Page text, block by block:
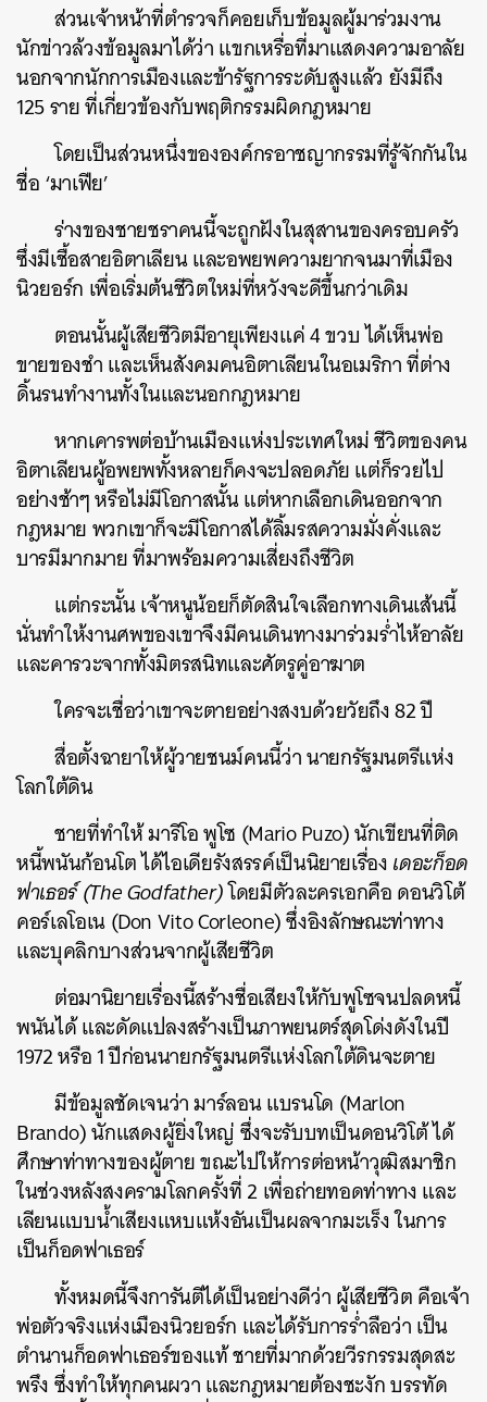
ส่วนเจ้าหน้าที่ตำรวจก็คอยเก็บข้อมูลผู้มาร่วมงาน
นักข่าวล้วงข้อมูลมาได้ว่า แขกเหรื่อที่มาแสดงความอาลัย
นอกจากนักการเมืองและข้ารัฐการระดับสูงแล้ว ยังมีถึง
125 ราย ที่เกี่ยวข้องกับพฤติกรรมผิดกฎหมาย
โดยเป็นส่วนหนึ่งขององค์กรอาชญากรรมที่รู้จักกันใน
ชื่อ ‘มาเฟีย’
ร่างของชายชราคนนี้จะถูกฝังในสุสานของครอบครัว
ซึ่งมีเชื้อสายอิตาเลียน และอพยพความยากจนมาที่เมือง
นิวยอร์ก เพื่อเริ่มต้นชีวิตใหม่ที่หวังจะดีขึ้นกว่าเดิม
ตอนนั้นผู้เสียชีวิตมีอายุเพียงแค่ 4 ขวบ ได้เห็นพ่อ
ขายของชำ และเห็นสังคมคนอิตาเลียนในอเมริกา ที่ต่าง
ดิ้นรนทำงานทั้งในและนอกกฎหมาย
หากเคารพต่อบ้านเมืองแห่งประเทศใหม่ ชีวิตของคน
อิตาเลียนผู้อพยพทั้งหลายก็คงจะปลอดภัย แต่ก็รวยไป
อย่างช้าๆ หรือไม่มีโอกาสนั้น แต่หากเลือกเดินออกจาก
กฎหมาย พวกเขาก็จะมีโอกาสได้ลิ้มรสความมั่งคั่งและ
บารมีมากมาย ที่มาพร้อมความเสี่ยงถึงชีวิต
แต่กระนั้น เจ้าหนูน้อยก็ตัดสินใจเลือกทางเดินเส้นนี้
นั่นทำให้งานศพของเขาจึงมีคนเดินทางมาร่วมร่ำไห้อาลัย
และคารวะจากทั้งมิตรสนิทและศัตรูคู่อาฆาต
ใครจะเชื่อว่าเขาจะตายอย่างสงบด้วยวัยถึง 82 ปี
สื่อตั้งฉายาให้ผู้วายชนม์คนนี้ว่า นายกรัฐมนตรีแห่ง
โลกใต้ดิน
ชายที่ทำให้ มาริโอ พูโซ (Mario Puzo) นักเขียนที่ติด
หนี้พนันก้อนโต ได้ไอเดียรังสรรค์เป็นนิยายเรื่องเดอะก็อด
ฟาเธอร์ (The Godfather)โดยมีตัวละครเอกคือ ดอนวิโต้
คอร์เลโอเน (Don Vito Corleone) ซึ่งอิงลักษณะท่าทาง
และบุคลิกบางส่วนจากผู้เสียชีวิต
ต่อมานิยายเรื่องนี้สร้างชื่อเสียงให้กับพูโซจนปลดหนี้
พนันได้ และดัดแปลงสร้างเป็นภาพยนตร์สุดโด่งดังในปี
1972 หรือ 1 ปีก่อนนายกรัฐมนตรีแห่งโลกใต้ดินจะตาย
มีข้อมูลชัดเจนว่า มาร์ลอน แบรนโด (Marlon
Brando) นักแสดงผู้ยิ่งใหญ่ ซึ่งจะรับบทเป็นดอนวิโต้ ได้
ศึกษาท่าทางของผู้ตาย ขณะไปให้การต่อหน้าวุฒิสมาชิก
ในช่วงหลังสงครามโลกครั้งที่ 2 เพื่อถ่ายทอดท่าทาง และ
เลียนแบบน้ำเสียงแหบแห้งอันเป็นผลจากมะเร็ง ในการ
เป็นก็อดฟาเธอร์
ทั้งหมดนี้จึงการันตีได้เป็นอย่างดีว่า ผู้เสียชีวิต คือเจ้า
พ่อตัวจริงแห่งเมืองนิวยอร์ก และได้รับการร่ำลือว่า เป็น
ตำนานก็อดฟาเธอร์ของแท้ ชายที่มากด้วยวีรกรรมสุดสะ
พรึง ซึ่งทำให้ทุกคนผวา และกฎหมายต้องชะงัก บรรทัด